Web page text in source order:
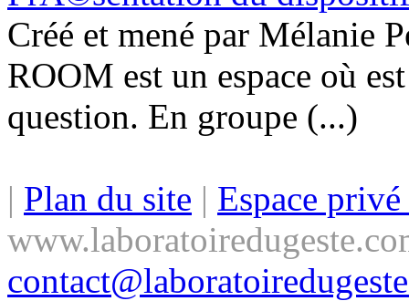
Créé et mené par Mélanie
ROOM est un espace où
question. En groupe (...)
| Plan du site | Espace privé